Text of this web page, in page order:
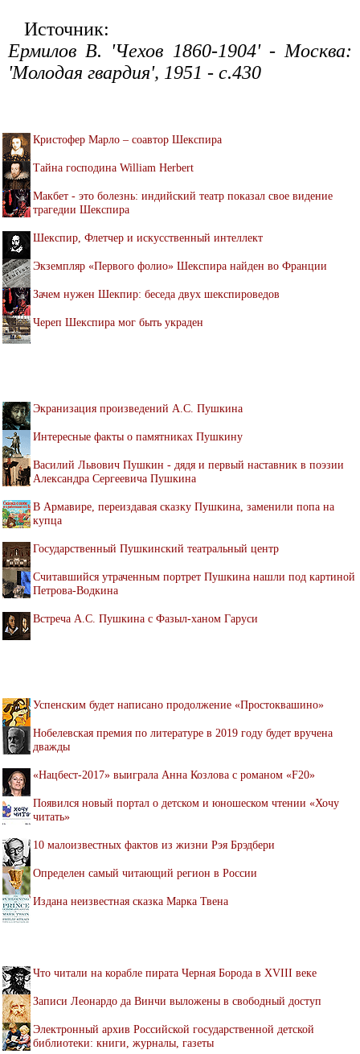
Источник:
Ермилов В. 'Чехов 1860-1904' - Москва:
'Молодая гвардия', 1951 - с.430
Кристофер Марло – соавтор Шекспира
Тайна господина William Herbert
Макбет - это болезнь: индийский театр показал свое видение
трагедии Шекспира
Шекспир, Флетчер и искусственный интеллект
Экземпляр «Первого фолио» Шекспира найден во Франции
Зачем нужен Шекпир: беседа двух шекспироведов
Череп Шекспира мог быть украден
Экранизация произведений А.С. Пушкина
Интересные факты о памятниках Пушкину
Василий Львович Пушкин - дядя и первый наставник в поэзии
Александра Сергеевича Пушкина
В Армавире, переиздавая сказку Пушкина, заменили попа на
купца
Государственный Пушкинский театральный центр
Считавшийся утраченным портрет Пушкина нашли под картиной
Петрова-Водкина
Встреча А.С. Пушкина с Фазыл-ханом Гаруси
Успенским будет написано продолжение «Простоквашино»
Нобелевская премия по литературе в 2019 году будет вручена
дважды
«Нацбест-2017» выиграла Анна Козлова с романом «F20»
Появился новый портал о детском и юношеском чтении «Хочу
читать»
10 малоизвестных фактов из жизни Рэя Брэдбери
Определен самый читающий регион в России
Издана неизвестная сказка Марка Твена
Что читали на корабле пирата Черная Борода в XVIII веке
Записи Леонардо да Винчи выложены в свободный доступ
Электронный архив Российской государственной детской
библиотеки: книги, журналы, газеты